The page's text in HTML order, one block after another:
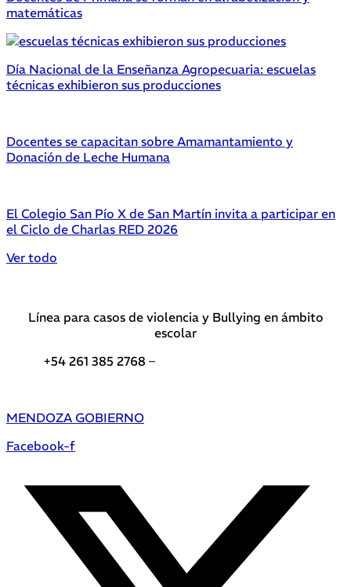
matemáticas
Día Nacional de la Enseñanza Agropecuaria: escuelas
técnicas exhibieron sus producciones
Docentes se capacitan sobre Amamantamiento y
Donación de Leche Humana
El Colegio San Pío X de San Martín invita a participar en
el Ciclo de Charlas RED 2026
Ver todo
Línea para casos de violencia y Bullying en ámbito
escolar
+54 261 385 2768 –
MENDOZA GOBIERNO
Facebook-f